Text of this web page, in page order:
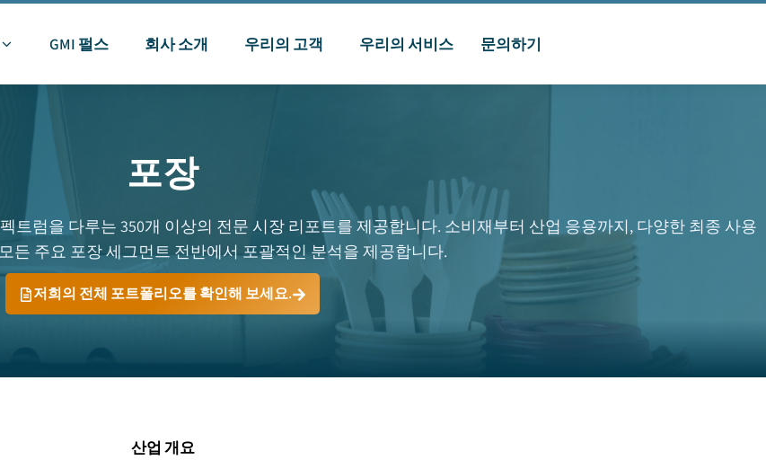
GMI 펄스 회사 소개 우리의 고객 우리의 서비스 문의하기
포장
트럼을 다루는 350개 이상의 전문 시장 리포트를 제공합니다. 소비재부터 산업 응용까지, 다양한 최종 사용
든 주요 포장 세그먼트 전반에서 포괄적인 분석을 제공합니다.
저희의 전체 포트폴리오를 확인해 보세요.
산업 개요